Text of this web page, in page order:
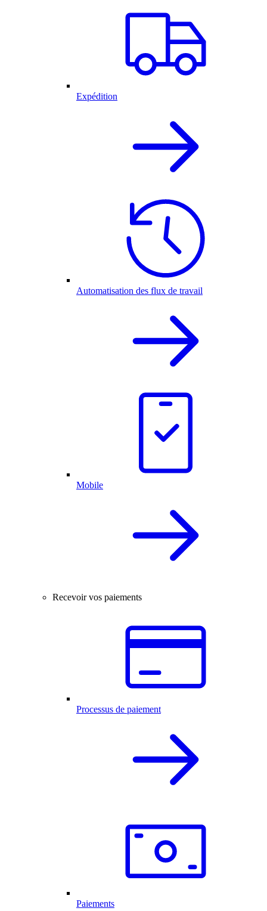
Expédition
Automatisation des flux de travail
Mobile
Recevoir vos paiements
Processus de paiement
Paiements